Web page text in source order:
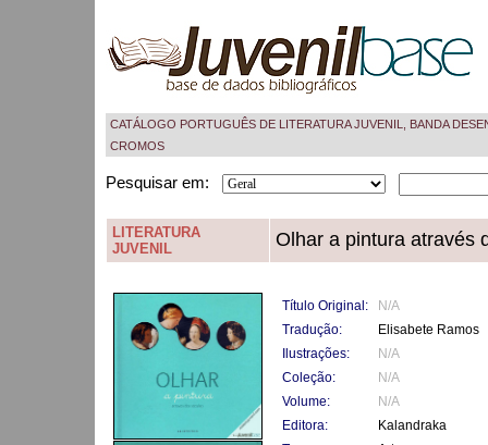
CATÁLOGO PORTUGUÊS DE LITERATURA JUVENIL, BANDA
CROMOS
Pesquisar em:
LITERATURA
JUVENIL
Olhar a pintura através
Título Original:
N/A
Tradução:
Elisabete Ramos
Ilustrações:
N/A
Coleção:
N/A
Volume:
N/A
Editora:
Kalandraka